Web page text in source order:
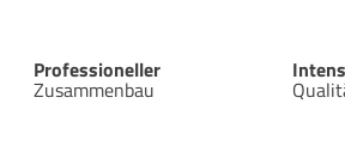
Professioneller
Zusammenbau